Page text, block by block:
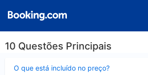
10 Questões Principais
O que está incluído no preço?
fechado